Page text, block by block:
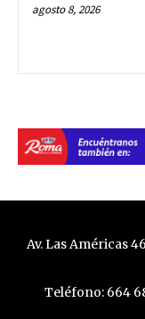
agosto 8, 2026
Av. Las Américas
Teléfono: 664